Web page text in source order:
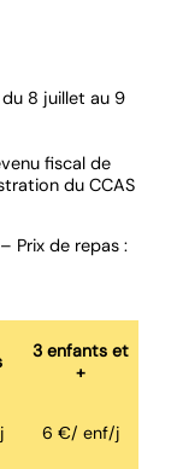
du 8 juillet au 9
fiscal de
du CCAS
Prix de repas :
3 enfants et
+
6 €/ enf/j